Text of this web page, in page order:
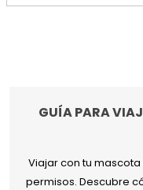
GUÍA PARA
Viajar con tu
permisos. Descubre